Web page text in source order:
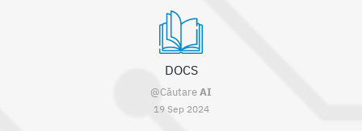
DOCS
@CăutareAI
19 Sep 2024